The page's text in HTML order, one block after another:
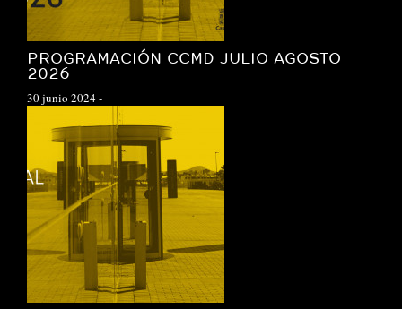
PROGRAMACIÓN CCMD JULIO AGOSTO
2026
30 junio 2024-